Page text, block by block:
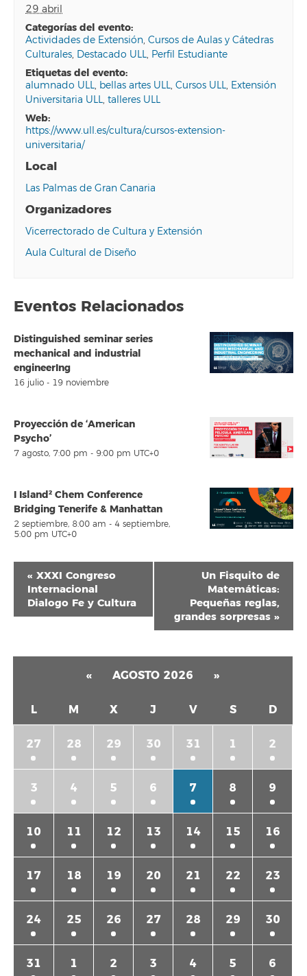
29 abril
categorías del evento:
Actividades de Extensión,Cursos de Aulas y Cátedras
Culturales, Destacado ULL, Perfil Estudiante
etiquetas del evento:
alumnado ULL, bellas artes ULL,Cursos ULL, Extensión
Universitaria ULL,talleres ULL
web:
https://www.ull.es/cultura/cursos-extension-
universitaria/
Local
Las Palmas de Gran Canaria
Organizadores
Vicerrectorado de Cultura y Extensión
Aula Cultural de Diseño
Eventos Relacionados
Distinguished seminar series
mechanical and industrial
engineerIng
16 julio - 19 noviembre
Proyección de ‘American
Psycho’
7 agosto, 7:00 pm - 9:00 pm UTC+0
I Island² Chem Conference
Bridging Tenerife & Manhattan
2 septiembre, 8:00 am - 4 septiembre,
5:00 pm UTC+0
Navegación
del
Evento
« XXXI Congreso
Internacional
Dialogo Fe y Cultura
Un Fisquito de
Matemáticas:
Pequeñas reglas,
grandes sorpresas »
« AGOSTO 2026 »
L M X J V S D
27 28 29 30 31 1 2
3 4 5 6 7 8 9
10 11 12 13 14 15 16
17 18 19 20 21 22 23
24 25 26 27 28 29 30
31 1 2 3 4 5 6